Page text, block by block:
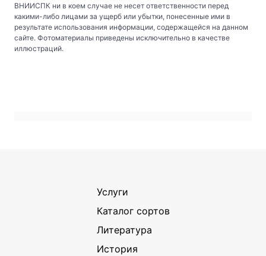
ВНИИСПК ни в коем случае не несет ответственности перед
какими-либо лицами за ущерб или убытки, понесенные ими в
результате использования информации, содержащейся на данном
сайте. Фотоматериалы приведены исключительно в качестве
иллюстраций.
Услуги
Каталог сортов
Литература
История